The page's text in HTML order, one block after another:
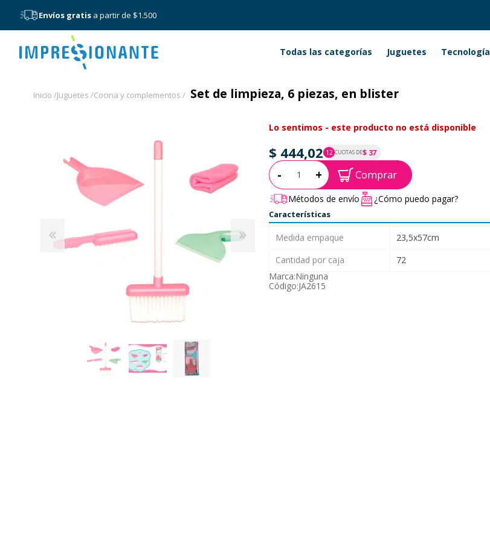
Envíos gratis a partir de $1.500
Menú Todas las categorías Juguetes Tecnología
Inicio /Juguetes /Cocina y complementos / Set de limpieza, 6 piezas, en blister
Lo sentimos - este producto no está disponible
$ 444,02 12 CUOTAS DE$ 37
P.T.F. $ 444
Cantidad:
- + Comprar
Métodos de envío ¿Cómo puedo pagar?
Características
Medida empaque
23,5x57cm
Cantidad por caja
72
Marca:Ninguna
Código:JA2615